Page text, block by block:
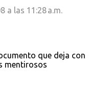
a las 11:28 a.m.
que deja con
mentirosos